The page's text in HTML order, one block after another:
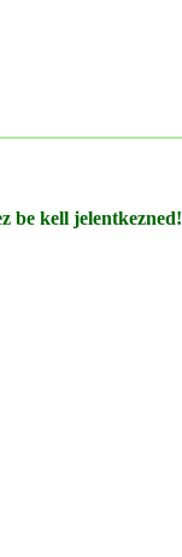
be kell jelentkezned!